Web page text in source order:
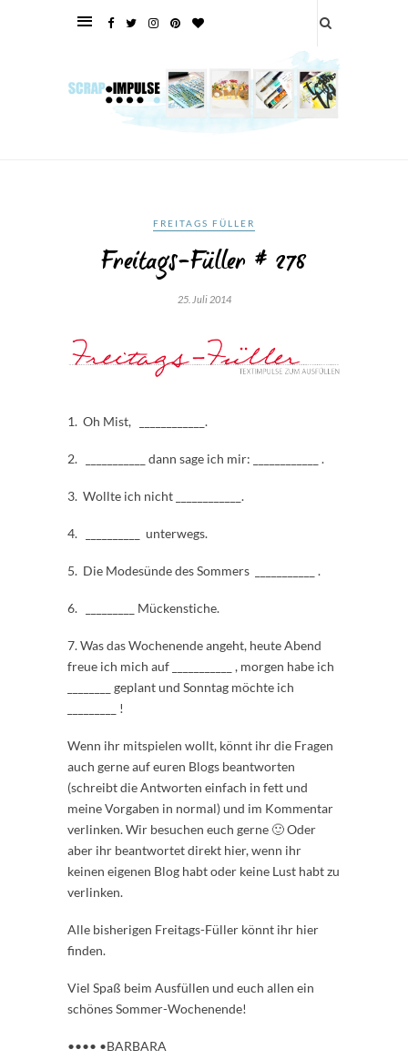
FREITAGS FÜLLER
Freitags-Füller # 278
25. Juli 2014
1. Oh Mist, ____________.
2. ___________ dann sage ich mir: ____________ .
3. Wollte ich nicht ____________.
4. __________ unterwegs.
5. Die Modesünde des Sommers ___________ .
6. _________ Mückenstiche.
7. Was das Wochenende angeht, heute Abend
freue ich mich auf ___________ , morgen habe ich
________ geplant und Sonntag möchte ich
_________ !
Wenn ihr mitspielen wollt, könnt ihr die Fragen
auch gerne auf euren Blogs beantworten
(schreibt die Antworten einfach in fett und
meine Vorgaben in normal) und im Kommentar
verlinken. Wir besuchen euch gerne 🙂 Oder
aber ihr beantwortet direkt hier, wenn ihr
keinen eigenen Blog habt oder keine Lust habt zu
verlinken.
Alle bisherigen Freitags-Füller könnt ihr hier
finden.
Viel Spaß beim Ausfüllen und euch allen ein
schönes Sommer-Wochenende!
•••• •BARBARA